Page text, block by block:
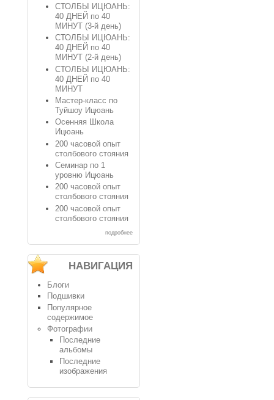
СТОЛБЫ ИЦЮАНЬ:
40 ДНЕЙ по 40
МИНУТ (3-й день)
СТОЛБЫ ИЦЮАНЬ:
40 ДНЕЙ по 40
МИНУТ (2-й день)
СТОЛБЫ ИЦЮАНЬ:
40 ДНЕЙ по 40
МИНУТ
Мастер-класс по
Туйшоу Ицюань
Осенняя Школа
Ицюань
200 часовой опыт
столбового стояния
Семинар по 1
уровню Ицюань
200 часовой опыт
столбового стояния
200 часовой опыт
столбового стояния
подробнее
НАВИГАЦИЯ
Блоги
Подшивки
Популярное
содержимое
Фотографии
Последние
альбомы
Последние
изображения